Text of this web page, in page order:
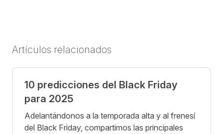
Artículos relacionados
10 predicciones del Black Friday
para 2025
Adelantándonos a la temporada alta y al frenesí
del Black Friday, compartimos las principales